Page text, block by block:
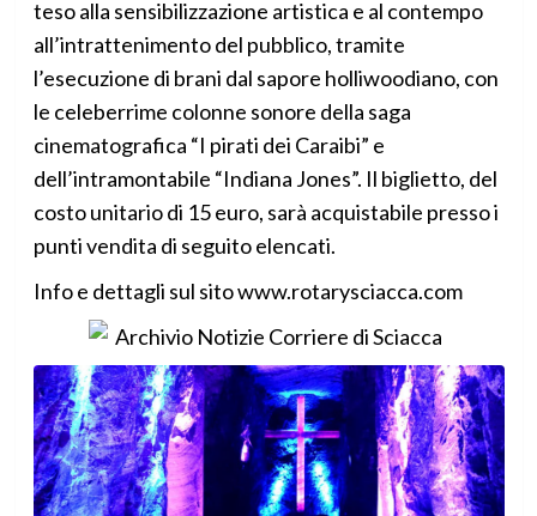
teso alla sensibilizzazione artistica e al contempo
all’intrattenimento del pubblico, tramite
l’esecuzione di brani dal sapore holliwoodiano, con
le celeberrime colonne sonore della saga
cinematografica “I pirati dei Caraibi” e
dell’intramontabile “Indiana Jones”. Il biglietto, del
costo unitario di 15 euro, sarà acquistabile presso i
punti vendita di seguito elencati.
Info e dettagli sul sito www.rotarysciacca.com